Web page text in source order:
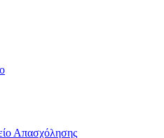
Απασχόλησης